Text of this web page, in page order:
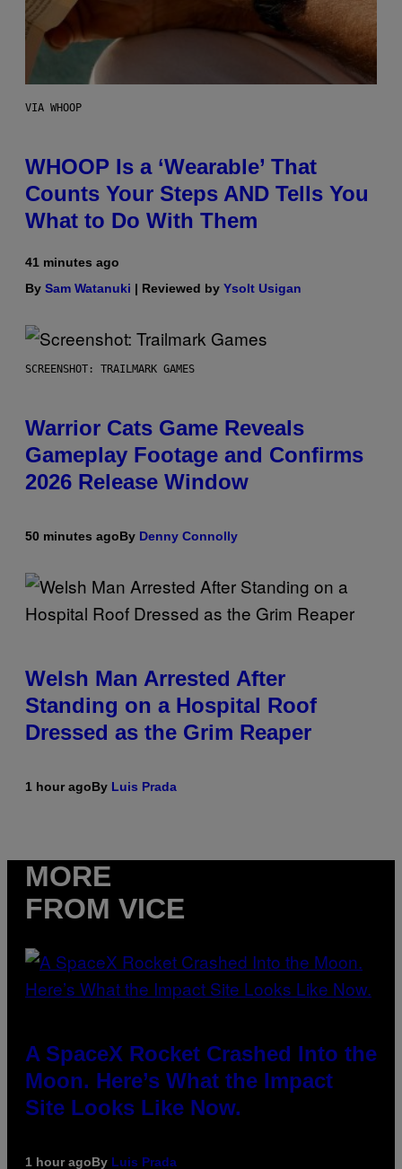
VIA WHOOP
WHOOP Is a ‘Wearable’ That
Counts Your Steps AND Tells You
What to Do With Them
41 minutes ago
By Sam Watanuki | Reviewed by Ysolt Usigan
SCREENSHOT: TRAILMARK GAMES
Warrior Cats Game Reveals
Gameplay Footage and Confirms
2026 Release Window
50 minutes agoBy Denny Connolly
Welsh Man Arrested After
Standing on a Hospital Roof
Dressed as the Grim Reaper
1 hour agoBy Luis Prada
MORE
FROM VICE
A SpaceX Rocket Crashed Into the
Moon. Here’s What the Impact
Site Looks Like Now.
1 hour agoBy Luis Prada